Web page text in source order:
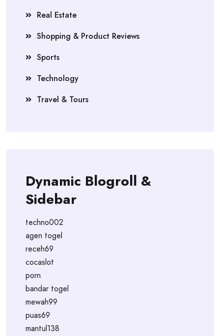
Real Estate
Shopping & Product Reviews
Sports
Technology
Travel & Tours
Dynamic Blogroll &
Sidebar
techno002
agen togel
receh69
cocaslot
porn
bandar togel
mewah99
puas69
mantul138